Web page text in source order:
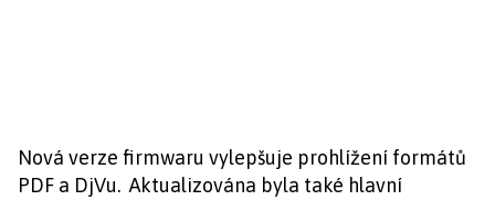
Nová verze firmwaru vylepšuje prohlížení formátů
PDF a DjVu. Aktualizována byla také hlavní